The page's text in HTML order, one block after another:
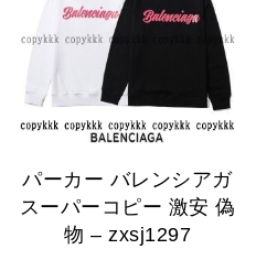
パーカー バレンシアガ
スーパーコピー 激安 偽
物 – zxsj1297